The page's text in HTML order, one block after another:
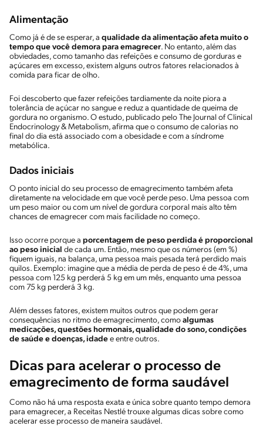
Alimentação
Como já é de se esperar, a qualidade da alimentação afeta muito o
tempo que você demora para emagrecer. No entanto, além das
obviedades, como tamanho das refeições e consumo de gorduras e
açúcares em excesso, existem alguns outros fatores relacionados à
comida para ficar de olho.
Foi descoberto que fazer refeições tardiamente da noite piora a
tolerância de açúcar no sangue e reduz a quantidade de queima de
gordura no organismo. O estudo, publicado pelo The Journal of Clinical
Endocrinology & Metabolism, afirma que o consumo de calorias no
final do dia está associado com a obesidade e com a síndrome
metabólica.
Dados iniciais
O ponto inicial do seu processo de emagrecimento também afeta
diretamente na velocidade em que você perde peso. Uma pessoa com
um peso maior ou com um nível de gordura corporal mais alto têm
chances de emagrecer com mais facilidade no começo.
Isso ocorre porque a porcentagem de peso perdida é proporcional
ao peso inicial de cada um. Então, mesmo que os números (em %)
fiquem iguais, na balança, uma pessoa mais pesada terá perdido mais
quilos. Exemplo: imagine que a média de perda de peso é de 4%, uma
pessoa com 125 kg perderá 5 kg em um mês, enquanto uma pessoa
com 75 kg perderá 3 kg.
Além desses fatores, existem muitos outros que podem gerar
consequências no ritmo de emagrecimento, como algumas
medicações, questões hormonais, qualidade do sono, condições
de saúde e doenças, idade e entre outros.
Dicas para acelerar o processo de
emagrecimento de forma saudável
Como não há uma resposta exata e única sobre quanto tempo demora
para emagrecer, a Receitas Nestlé trouxe algumas dicas sobre como
acelerar esse processo de maneira saudável.